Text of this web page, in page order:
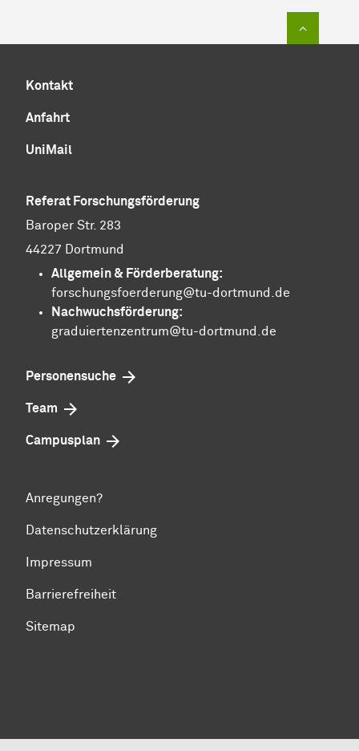
Kontakt
Anfahrt
UniMail
Referat Forschungsförderung
Baroper Str. 283
44227 Dortmund
Allgemein & För­der­be­ra­tung:
forschungsfoerderung@tu-dortmund.de
Nachwuchsförderung:
graduiertenzentrum@tu-dortmund.de
Personensuche
Team
Campusplan
Anregungen?
Datenschutzerklärung
Impressum
Barrierefreiheit
Sitemap